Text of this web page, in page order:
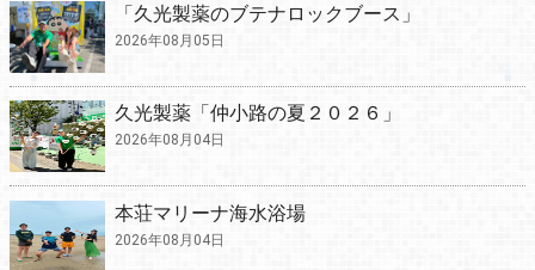
「久光製薬のブテナロックブース」
2026年08月05日
久光製薬「仲小路の夏２０２６」
2026年08月04日
本荘マリーナ海水浴場
2026年08月04日